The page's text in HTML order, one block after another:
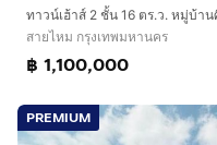
สายไหม กรุงเทพมหานคร
฿ 1,100,000
PREMIUM